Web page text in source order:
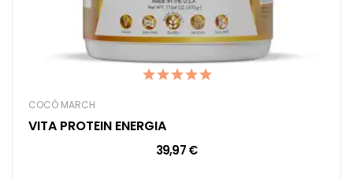
COCÓ MARCH
VITA PROTEIN ENERGIA
39,97 €